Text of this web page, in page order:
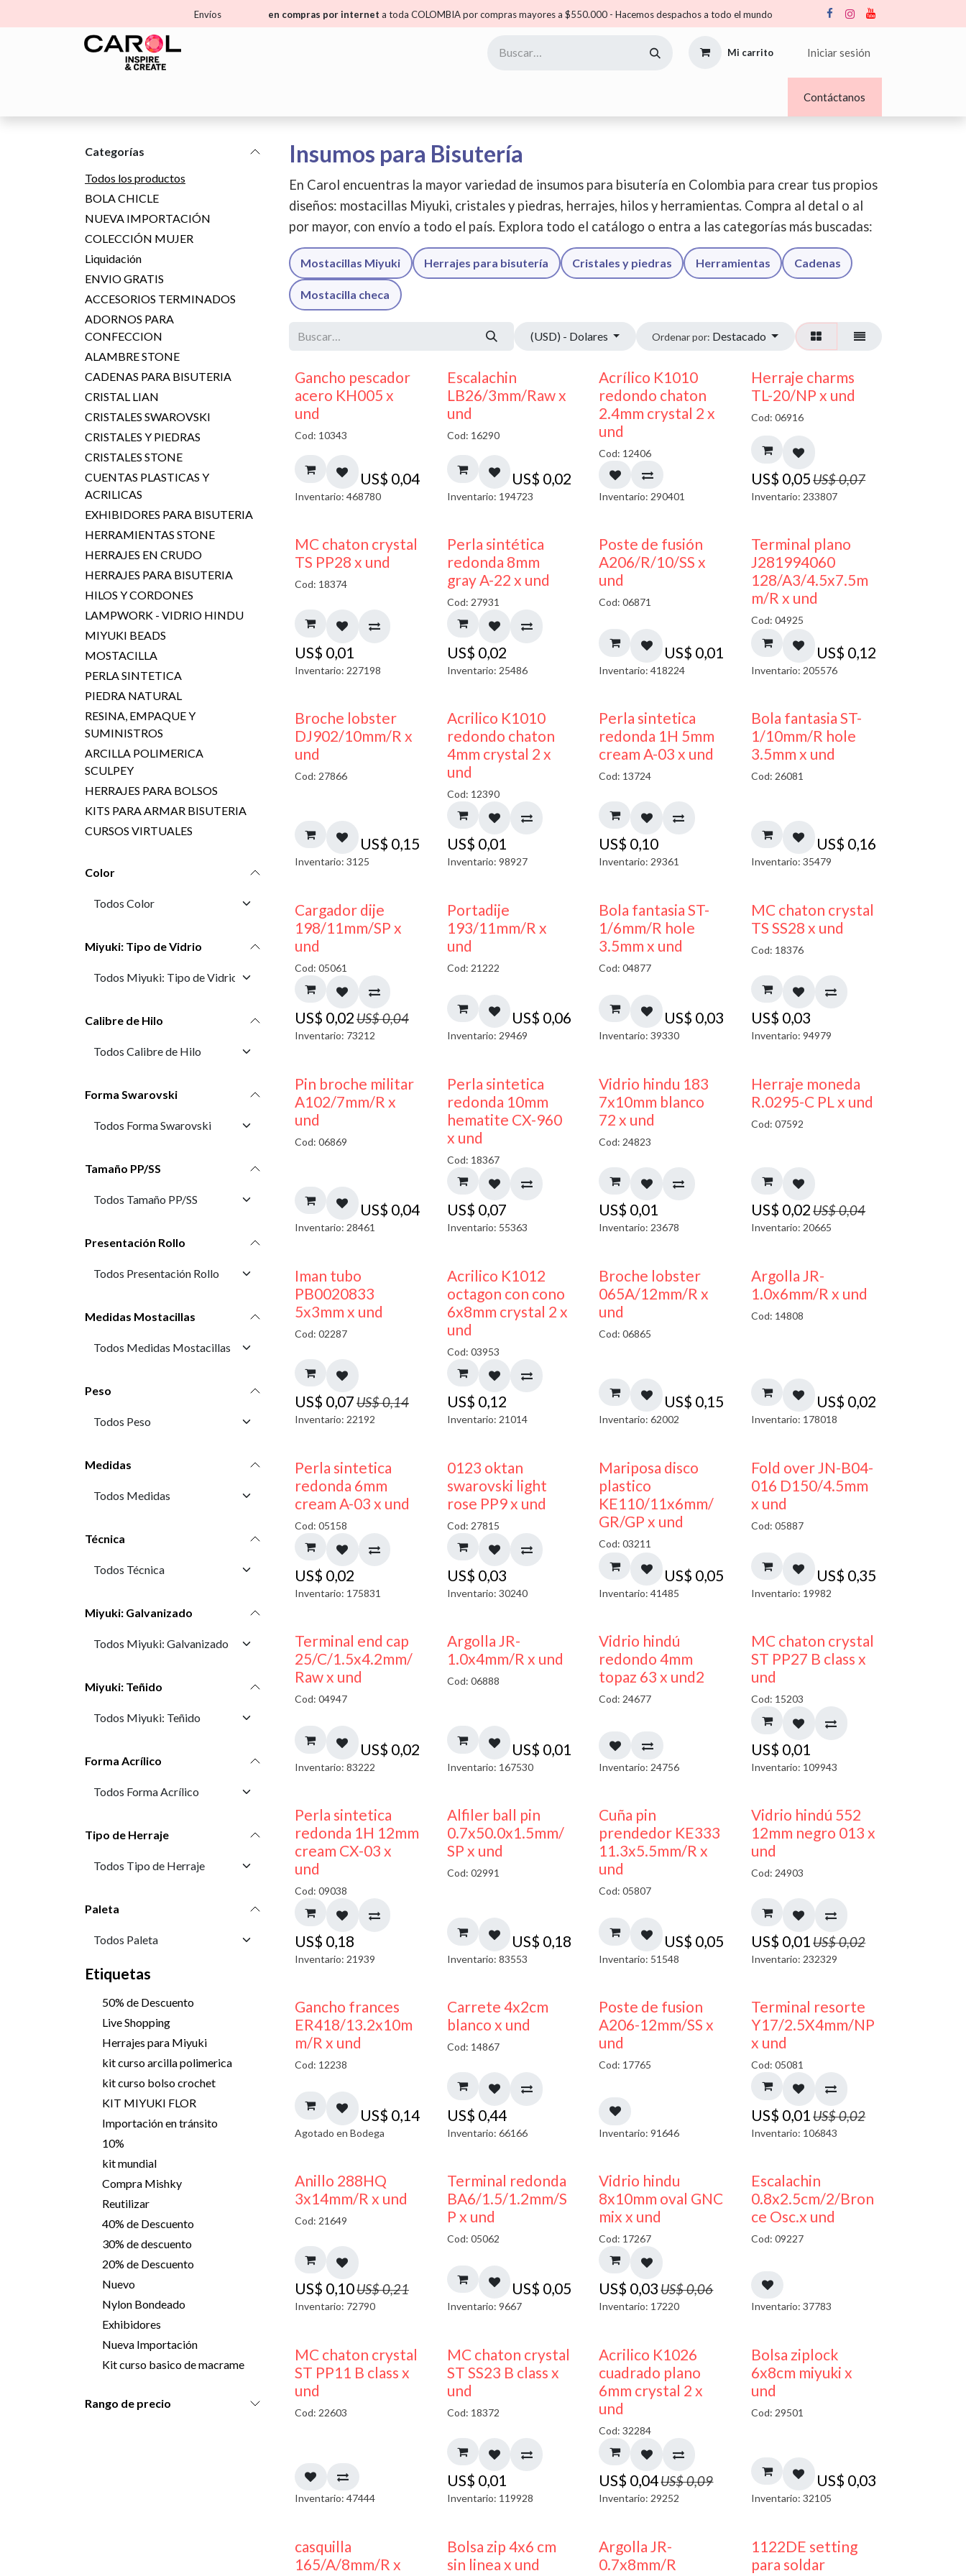
Envíos en compras por internet a toda COLOMBIA por compras mayores a $550.000 - Hacemos despachos a todo el mundo
Mi carrito Iniciar sesión
Contáctanos
Categorías
Todos los productos
BOLA CHICLE
NUEVA IMPORTACIÓN
COLECCIÓN MUJER
Liquidación
ENVIO GRATIS
ACCESORIOS TERMINADOS
ADORNOS PARA
CONFECCION
ALAMBRE STONE
CADENAS PARA BISUTERIA
CRISTAL LIAN
CRISTALES SWAROVSKI
CRISTALES Y PIEDRAS
CRISTALES STONE
CUENTAS PLASTICAS Y
ACRILICAS
EXHIBIDORES PARA BISUTERIA
HERRAMIENTAS STONE
HERRAJES EN CRUDO
HERRAJES PARA BISUTERIA
HILOS Y CORDONES
LAMPWORK - VIDRIO HINDU
MIYUKI BEADS
MOSTACILLA
PERLA SINTETICA
PIEDRA NATURAL
RESINA, EMPAQUE Y
SUMINISTROS
ARCILLA POLIMERICA
SCULPEY
HERRAJES PARA BOLSOS
KITS PARA ARMAR BISUTERIA
CURSOS VIRTUALES
Color
Miyuki: Tipo de Vidrio
Calibre de Hilo
Forma Swarovski
Tamaño PP/SS
Presentación Rollo
Medidas Mostacillas
Peso
Medidas
Técnica
Miyuki: Galvanizado
Miyuki: Teñido
Forma Acrílico
Tipo de Herraje
Paleta
Etiquetas
50% de Descuento
Live Shopping
Herrajes para Miyuki
kit curso arcilla polimerica
kit curso bolso crochet
KIT MIYUKI FLOR
Importación en tránsito
10%
kit mundial
Compra Mishky
Reutilizar
40% de Descuento
30% de descuento
20% de Descuento
Nuevo
Nylon Bondeado
Exhibidores
Nueva Importación
Kit curso basico de macrame
Rango de precio
Insumos para Bisutería
En Carol encuentras la mayor variedad de insumos para bisutería en Colombia para crear tus propios
diseños: mostacillas Miyuki, cristales y piedras, herrajes, hilos y herramientas. Compra al detal o al
por mayor, con envío a todo el país. Explora todo el catálogo o entra a las categorías más buscadas:
Mostacillas Miyuki Herrajes para bisutería Cristales y piedras Herramientas Cadenas
Mostacilla checa
(USD) - Dolares Ordenar por: Destacado
Gancho pescador
acero KH005 x
und
Cod: 10343
US$ 0,04
Inventario: 468780
Escalachin
LB26/3mm/Raw x
und
Cod: 16290
US$ 0,02
Inventario: 194723
50% DESCUENTO
Acrílico K1010
redondo chaton
2.4mm crystal 2 x
und
Cod: 12406
Inventario: 290401
40% DESCUENTO
Herraje charms
TL-20/NP x und
Cod: 06916
US$ 0,05US$0,07
Inventario: 233807
MC chaton crystal
TS PP28 x und
Cod: 18374
US$ 0,01
Inventario: 227198
Perla sintética
redonda 8mm
gray A-22 x und
Cod: 27931
US$ 0,02
Inventario: 25486
Poste de fusión
A206/R/10/SS x
und
Cod: 06871
US$ 0,01
Inventario: 418224
Terminal plano
J281994060
128/A3/4.5x7.5m
m/R x und
Cod: 04925
US$ 0,12
Inventario: 205576
Broche lobster
DJ902/10mm/R x
und
Cod: 27866
US$ 0,15
Inventario: 3125
50% DESCUENTO
Acrilico K1010
redondo chaton
4mm crystal 2 x
und
Cod: 12390
US$ 0,01
Inventario: 98927
Perla sintetica
redonda 1H 5mm
cream A-03 x und
Cod: 13724
US$ 0,10
Inventario: 29361
Bola fantasia ST-
1/10mm/R hole
3.5mm x und
Cod: 26081
US$ 0,16
Inventario: 35479
50% DESCUENTO
Cargador dije
198/11mm/SP x
und
Cod: 05061
US$ 0,02US$0,04
Inventario: 73212
Portadije
193/11mm/R x
und
Cod: 21222
US$ 0,06
Inventario: 29469
Bola fantasia ST-
1/6mm/R hole
3.5mm x und
Cod: 04877
US$ 0,03
Inventario: 39330
MC chaton crystal
TS SS28 x und
Cod: 18376
US$ 0,03
Inventario: 94979
Pin broche militar
A102/7mm/R x
und
Cod: 06869
US$ 0,04
Inventario: 28461
Perla sintetica
redonda 10mm
hematite CX-960
x und
Cod: 18367
US$ 0,07
Inventario: 55363
40% DESCUENTO
Vidrio hindu 183
7x10mm blanco
72 x und
Cod: 24823
US$ 0,01
Inventario: 23678
50% DESCUENTO
Herraje moneda
R.0295-C PL x und
Cod: 07592
US$ 0,02US$0,04
Inventario: 20665
50% DESCUENTO
Iman tubo
PB0020833
5x3mm x und
Cod: 02287
US$ 0,07US$0,14
Inventario: 22192
Acrilico K1012
octagon con cono
6x8mm crystal 2 x
und
Cod: 03953
US$ 0,12
Inventario: 21014
Broche lobster
065A/12mm/R x
und
Cod: 06865
US$ 0,15
Inventario: 62002
Argolla JR-
1.0x6mm/R x und
Cod: 14808
US$ 0,02
Inventario: 178018
Perla sintetica
redonda 6mm
cream A-03 x und
Cod: 05158
US$ 0,02
Inventario: 175831
0123 oktan
swarovski light
rose PP9 x und
Cod: 27815
US$ 0,03
Inventario: 30240
Mariposa disco
plastico
KE110/11x6mm/
GR/GP x und
Cod: 03211
US$ 0,05
Inventario: 41485
Fold over JN-B04-
016 D150/4.5mm
x und
Cod: 05887
US$ 0,35
Inventario: 19982
Terminal end cap
25/C/1.5x4.2mm/
Raw x und
Cod: 04947
US$ 0,02
Inventario: 83222
Argolla JR-
1.0x4mm/R x und
Cod: 06888
US$ 0,01
Inventario: 167530
40% DESCUENTO
Vidrio hindú
redondo 4mm
topaz 63 x und2
Cod: 24677
Inventario: 24756
MC chaton crystal
ST PP27 B class x
und
Cod: 15203
US$ 0,01
Inventario: 109943
Perla sintetica
redonda 1H 12mm
cream CX-03 x
und
Cod: 09038
US$ 0,18
Inventario: 21939
Alfiler ball pin
0.7x50.0x1.5mm/
SP x und
Cod: 02991
US$ 0,18
Inventario: 83553
Cuña pin
prendedor KE333
11.3x5.5mm/R x
und
Cod: 05807
US$ 0,05
Inventario: 51548
40% DESCUENTO
Vidrio hindú 552
12mm negro 013 x
und
Cod: 24903
US$ 0,01 US$0,02
Inventario: 232329
AGOTADO
Gancho frances
ER418/13.2x10m
m/R x und
Cod: 12238
US$ 0,14
Agotado en Bodega
Carrete 4x2cm
blanco x und
Cod: 14867
US$ 0,44
Inventario: 66166
Poste de fusion
A206-12mm/SS x
und
Cod: 17765
Inventario: 91646
50% DESCUENTO
Terminal resorte
Y17/2.5X4mm/NP
x und
Cod: 05081
US$ 0,01 US$0,02
Inventario: 106843
50% DESCUENTO
Anillo 288HQ
3x14mm/R x und
Cod: 21649
US$ 0,10US$0,21
Inventario: 72790
Terminal redonda
BA6/1.5/1.2mm/S
P x und
Cod: 05062
US$ 0,05
Inventario: 9667
50% DESCUENTO
Vidrio hindu
8x10mm oval GNC
mix x und
Cod: 17267
US$ 0,03 US$0,06
Inventario: 17220
Escalachin
0.8x2.5cm/2/Bron
ce Osc.x und
Cod: 09227
Inventario: 37783
MC chaton crystal
ST PP11 B class x
und
Cod: 22603
Inventario: 47444
MC chaton crystal
ST SS23 B class x
und
Cod: 18372
US$ 0,01
Inventario: 119928
50% DESCUENTO
Acrilico K1026
cuadrado plano
6mm crystal 2 x
und
Cod: 32284
US$ 0,04US$0,09
Inventario: 29252
¡NUEVO!
Bolsa ziplock
6x8cm miyuki x
und
Cod: 29501
US$ 0,03
Inventario: 32105
casquilla
165/A/8mm/R x
Bolsa zip 4x6 cm
sin linea x und
Argolla JR-
0.7x8mm/R
1122DE setting
para soldar